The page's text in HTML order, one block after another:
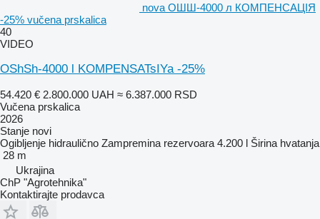
nova ОШШ-4000 л КОМПЕНСАЦІЯ
-25% vučena prskalica
40
VIDEO
OShSh-4000 l KOMPENSATsIYa -25%
54.420 € 2.800.000 UAH ≈ 6.387.000 RSD
Vučena prskalica
2026
Stanje novi
Ogibljenje hidraulično Zampremina rezervoara 4.200 l Širina hvatanja
28 m
Ukrajina
ChP "Agrotehnika"
Kontaktirajte prodavca